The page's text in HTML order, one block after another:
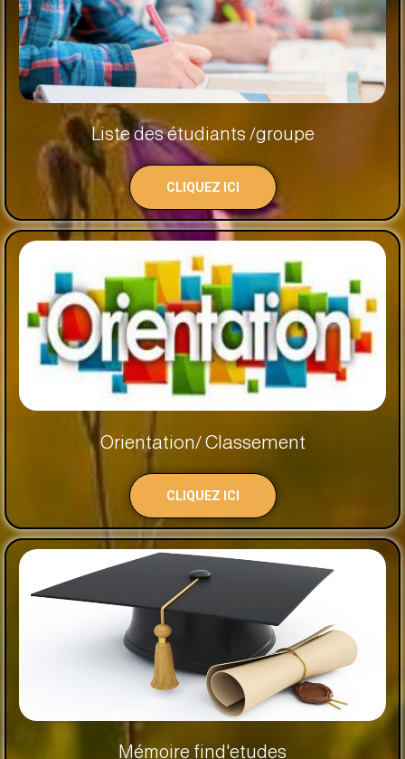
Liste des étudiants /groupe
CLIQUEZ ICI
Orientation/ Classement
CLIQUEZ ICI
Mémoire find'etudes